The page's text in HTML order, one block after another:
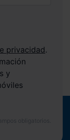
privacidad.
y